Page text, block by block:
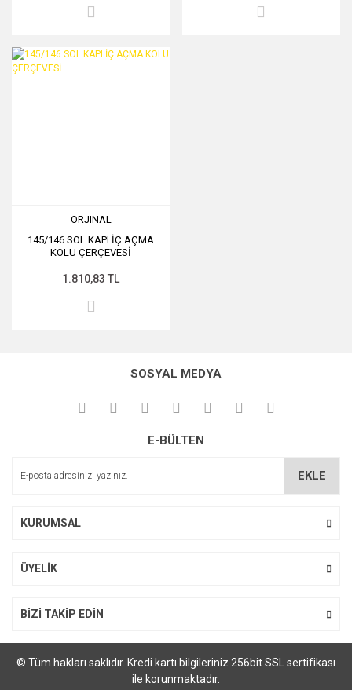
ORJINAL
145/146 SOL KAPI İÇ AÇMA
KOLU ÇERÇEVESİ
1.810,83 TL
SOSYAL MEDYA
E-BÜLTEN
EKLE
KURUMSAL
ÜYELİK
BİZİ TAKİP EDİN
© Tüm hakları saklıdır. Kredi kartı bilgileriniz 256bit SSL sertifikası
ile korunmaktadır.